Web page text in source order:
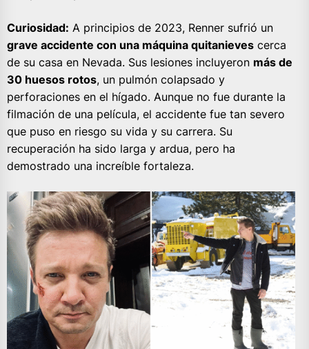
Curiosidad: A principios de 2023, Renner sufrió un
grave accidente con una máquina quitanieves cerca
de su casa en Nevada. Sus lesiones incluyeron más de
30 huesos rotos, un pulmón colapsado y
perforaciones en el hígado. Aunque no fue durante la
filmación de una película, el accidente fue tan severo
que puso en riesgo su vida y su carrera. Su
recuperación ha sido larga y ardua, pero ha
demostrado una increíble fortaleza.